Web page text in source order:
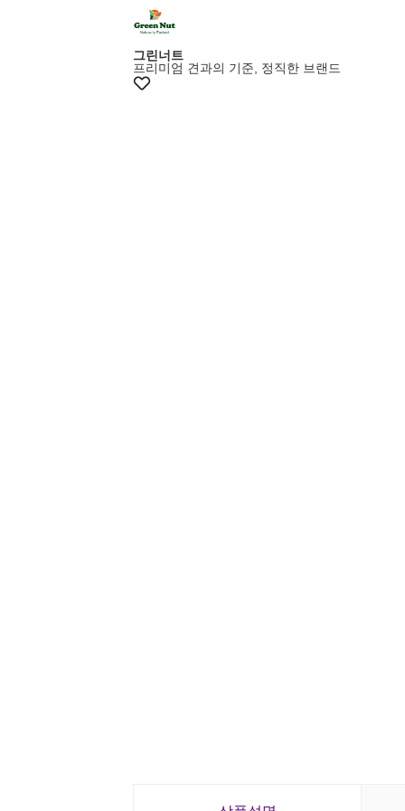
+최대20%쿠폰
그린너트
프리미엄 견과의 기준, 정직한 브랜드